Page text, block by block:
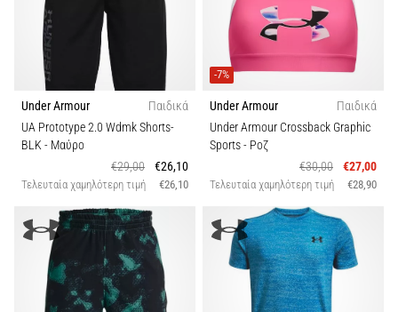
Under Armour
Παιδικά
UA Prototype 2.0 Wdmk Shorts-
BLK- Μαύρο
€29,00
€26,10
Τελευταία χαμηλότερη τιμή €26,10
-7%
Under Armour
Παιδικά
Under Armour Crossback Graphic
Sports- Ροζ
€30,00
€27,00
Τελευταία χαμηλότερη τιμή €28,90